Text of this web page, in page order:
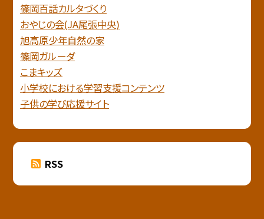
篠岡百話カルタづくり
おやじの会(JA尾張中央)
旭高原少年自然の家
篠岡ガルーダ
こまキッズ
小学校における学習支援コンテンツ
子供の学び応援サイト
RSS